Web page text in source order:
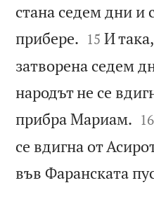
стана седем дни и
прибере. 

15 И
затворена седем
народът не се
прибра Мариам. 

16
се вдигна от
във Фаранската